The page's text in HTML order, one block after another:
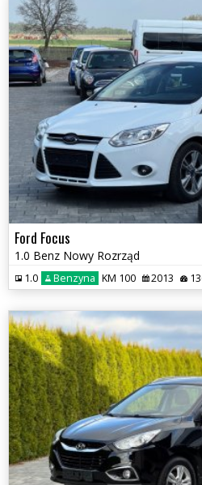
Ford Focus
1.0 Benz Nowy Rozrząd
1.0 Benzyna KM 100 2013